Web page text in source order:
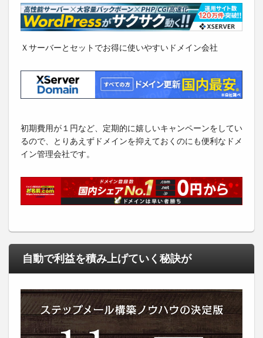
Ｘサーバーとセットでお得に使いやすいドメイン会社
初期費用が１円など、定期的に嬉しいキャンペーンをしてい
るので、とりあえずドメインを抑えておくのにも便利なドメ
イン管理会社です。
自動で利益を積み上げていく秘訣が